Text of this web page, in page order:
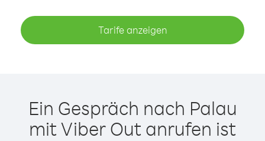
Tarife anzeigen
Ein Gespräch nach Palau
mit Viber Out anrufen ist